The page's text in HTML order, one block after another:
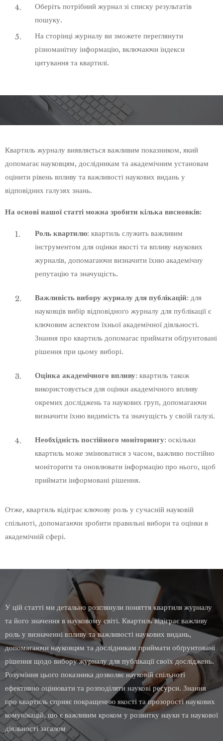
Оберіть потрібний журнал зі списку результатів
пошуку.
На сторінці журналу ви зможете переглянути
різноманітну інформацію, включаючи індекси
цитування та квартилі.
Квартиль журналу виявляється важливим показником, який
допомагає науковцям, дослідникам та академічним установам
оцінити рівень впливу та важливості наукових видань у
відповідних галузях знань.
На основі нашої статті можна зробити кілька висновків:
Роль квартилю: квартиль служить важливим
інструментом для оцінки якості та впливу наукових
журналів, допомагаючи визначити їхню академічну
репутацію та значущість.
Важливість вибору журналу для публікацій: для
науковців вибір відповідного журналу для публікації є
ключовим аспектом їхньої академічної діяльності.
Знання про квартиль допомагає приймати обґрунтовані
рішення при цьому виборі.
Оцінка академічного впливу: квартиль також
використовується для оцінки академічного впливу
окремих досліджень та наукових груп, допомагаючи
визначити їхню видимість та значущість у своїй галузі.
Необхідність постійного моніторингу: оскільки
квартиль може змінюватися з часом, важливо постійно
моніторити та оновлювати інформацію про нього, щоб
приймати інформовані рішення.
Отже, квартиль відіграє ключову роль у сучасній науковій
спільноті, допомагаючи зробити правильні вибори та оцінки в
академічній сфері.
У цій статті ми детально розглянули поняття квартиля журналу
та його значення в науковому світі. Квартиль відіграє важливу
роль у визначенні впливу та важливості наукових видань,
допомагаючи науковцям та дослідникам приймати обґрунтовані
рішення щодо вибору журналу для публікації своїх досліджень.
Розуміння цього показника дозволяє науковій спільноті
ефективно оцінювати та розподіляти наукові ресурси. Знання
про квартиль сприяє покращенню якості та прозорості наукових
комунікацій, що є важливим кроком у розвитку науки та наукової
діяльності загалом